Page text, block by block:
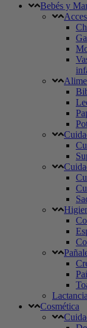
Bebés y
Cosmética